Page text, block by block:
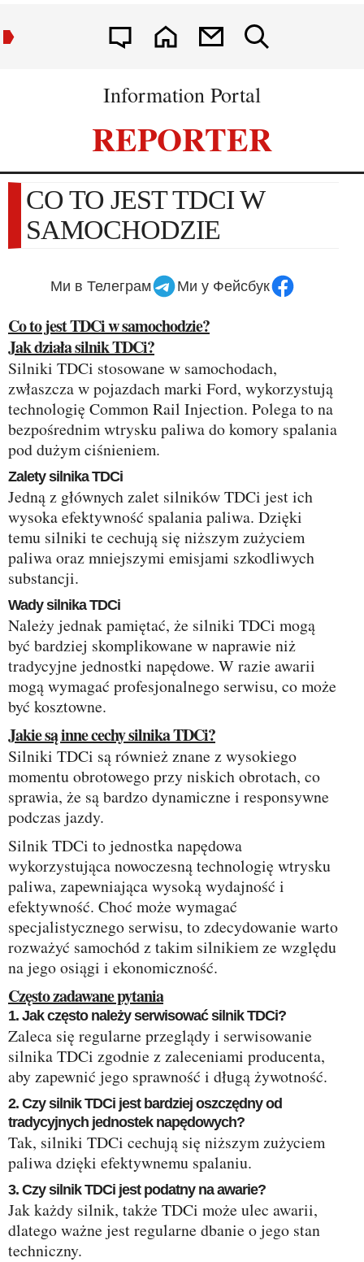
Information Portal
REPORTER
CO TO JEST TDCI W
SAMOCHODZIE
Ми в Телеграм Ми у Фейсбук
Co to jest TDCi w samochodzie?
Jak działa silnik TDCi?
Silniki TDCi stosowane w samochodach,
zwłaszcza w pojazdach marki Ford, wykorzystują
technologię Common Rail Injection. Polega to na
bezpośrednim wtrysku paliwa do komory spalania
pod dużym ciśnieniem.
Zalety silnika TDCi
Jedną z głównych zalet silników TDCi jest ich
wysoka efektywność spalania paliwa. Dzięki
temu silniki te cechują się niższym zużyciem
paliwa oraz mniejszymi emisjami szkodliwych
substancji.
Wady silnika TDCi
Należy jednak pamiętać, że silniki TDCi mogą
być bardziej skomplikowane w naprawie niż
tradycyjne jednostki napędowe. W razie awarii
mogą wymagać profesjonalnego serwisu, co może
być kosztowne.
Jakie są inne cechy silnika TDCi?
Silniki TDCi są również znane z wysokiego
momentu obrotowego przy niskich obrotach, co
sprawia, że są bardzo dynamiczne i responsywne
podczas jazdy.
Silnik TDCi to jednostka napędowa
wykorzystująca nowoczesną technologię wtrysku
paliwa, zapewniająca wysoką wydajność i
efektywność. Choć może wymagać
specjalistycznego serwisu, to zdecydowanie warto
rozważyć samochód z takim silnikiem ze względu
na jego osiągi i ekonomiczność.
Często zadawane pytania
1. Jak często należy serwisować silnik TDCi?
Zaleca się regularne przeglądy i serwisowanie
silnika TDCi zgodnie z zaleceniami producenta,
aby zapewnić jego sprawność i długą żywotność.
2. Czy silnik TDCi jest bardziej oszczędny od
tradycyjnych jednostek napędowych?
Tak, silniki TDCi cechują się niższym zużyciem
paliwa dzięki efektywnemu spalaniu.
3. Czy silnik TDCi jest podatny na awarie?
Jak każdy silnik, także TDCi może ulec awarii,
dlatego ważne jest regularne dbanie o jego stan
techniczny.